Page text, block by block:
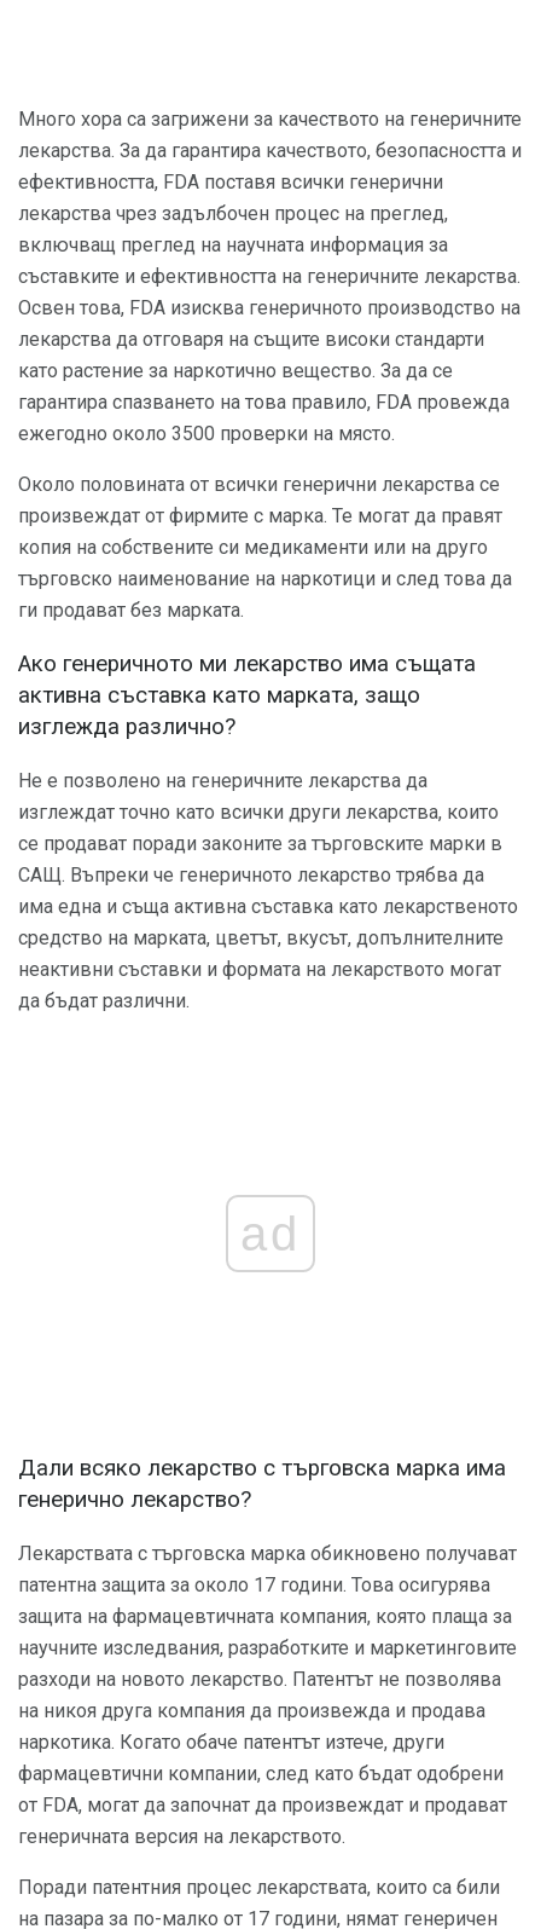
Много хора са загрижени за качеството на генеричните
лекарства. За да гарантира качеството, безопасността и
ефективността, FDA поставя всички генерични
лекарства чрез задълбочен процес на преглед,
включващ преглед на научната информация за
съставките и ефективността на генеричните лекарства.
Освен това, FDA изисква генеричното производство на
лекарства да отговаря на същите високи стандарти
като растение за наркотично вещество. За да се
гарантира спазването на това правило, FDA провежда
ежегодно около 3500 проверки на място.
Около половината от всички генерични лекарства се
произвеждат от фирмите с марка. Те могат да правят
копия на собствените си медикаменти или на друго
търговско наименование на наркотици и след това да
ги продават без марката.
Ако генеричното ми лекарство има същата
активна съставка като марката, защо
изглежда различно?
Не е позволено на генеричните лекарства да
изглеждат точно като всички други лекарства, които
се продават поради законите за търговските марки в
САЩ. Въпреки че генеричното лекарство трябва да
има една и съща активна съставка като лекарственото
средство на марката, цветът, вкусът, допълнителните
неактивни съставки и формата на лекарството могат
да бъдат различни.
ad
Дали всяко лекарство с търговска марка има
генерично лекарство?
Лекарствата с търговска марка обикновено получават
патентна защита за около 17 години. Това осигурява
защита на фармацевтичната компания, която плаща за
научните изследвания, разработките и маркетинговите
разходи на новото лекарство. Патентът не позволява
на никоя друга компания да произвежда и продава
наркотика. Когато обаче патентът изтече, други
фармацевтични компании, след като бъдат одобрени
от FDA, могат да започнат да произвеждат и продават
генеричната версия на лекарството.
Поради патентния процес лекарствата, които са били
на пазара за по-малко от 17 години, нямат генеричен